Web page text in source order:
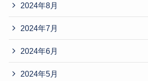
2024年8月
2024年7月
2024年6月
2024年5月